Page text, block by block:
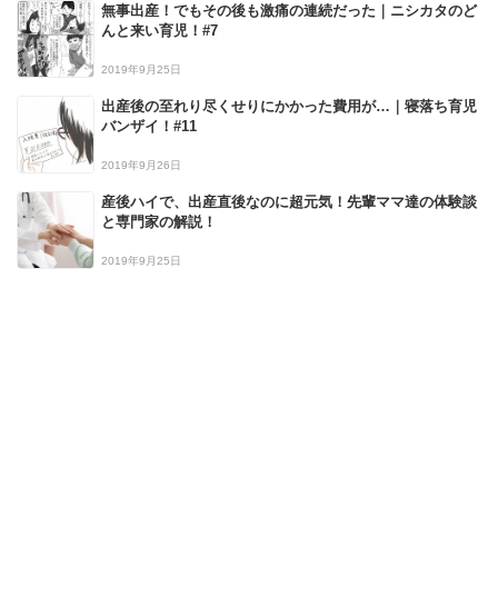
無事出産！でもその後も激痛の連続だった｜ニシカタのど
んと来い育児！#7
2019年9月25日
出産後の至れり尽くせりにかかった費用が…｜寝落ち育児
バンザイ！#11
2019年9月26日
産後ハイで、出産直後なのに超元気！先輩ママ達の体験談
と専門家の解説！
2019年9月25日